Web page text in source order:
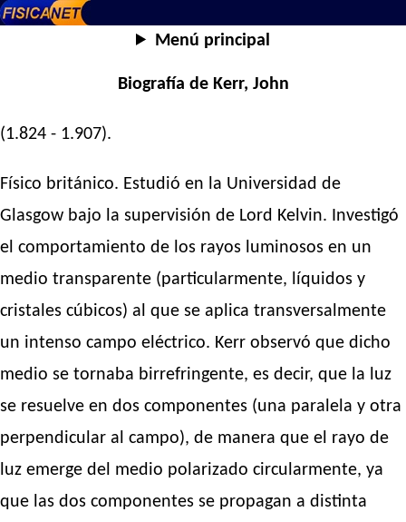
Menú principal
Biografía de Kerr, John
(1.824 - 1.907).
Físico británico. Estudió en la Universidad de
Glasgow bajo la supervisión de Lord Kelvin. Investigó
el comportamiento de los rayos luminosos en un
medio transparente (particularmente, líquidos y
cristales cúbicos) al que se aplica transversalmente
un intenso campo eléctrico. Kerr observó que dicho
medio se tornaba birrefringente, es decir, que la luz
se resuelve en dos componentes (una paralela y otra
perpendicular al campo), de manera que el rayo de
luz emerge del medio polarizado circularmente, ya
que las dos componentes se propagan a distinta